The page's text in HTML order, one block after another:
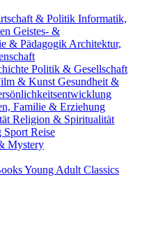
& Politik Informatik,
Geistes- &
& Pädagogik Architektur,
Politik & Gesellschaft
& Kunst Gesundheit &
Familie & Erziehung
Religion & Spiritualität
Sport Reise
Mystery
Young Adult Classics